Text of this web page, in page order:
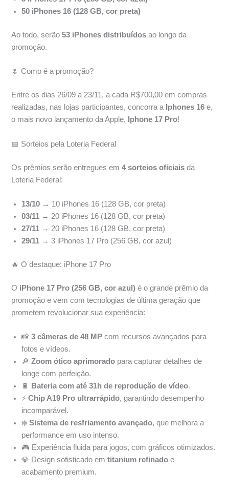
50 iPhones 16 (128 GB, cor preta)
Ao todo, serão53 iPhones distribuídos ao longo da
promoção.
🌷 Como é a promoção?
Entre os dias 26/09 a 23/11, a cada R$700,00 em compras
realizadas, nas lojas participantes, concorra a Iphones 16 e,
o mais novo lançamento da Apple,
Iphone 17 Pro!
📅 Sorteios pela Loteria Federal
Os prêmios serão entregues em4 sorteios oficiais da
Loteria Federal:
13/10 → 10 iPhones 16 (128 GB, cor preta)
03/11 → 20 iPhones 16 (128 GB, cor preta)
27/11 → 20 iPhones 16 (128 GB, cor preta)
29/11 → 3 iPhones 17 Pro (256 GB, cor azul)
🔥 O destaque: iPhone 17 Pro
O iPhone 17 Pro (256 GB, cor azul) é o grande prêmio da
promoção e vem com tecnologias de última geração que
prometem revolucionar sua experiência:
📸3 câmeras de 48 MP com recursos avançados para
fotos e vídeos.
🔎Zoom ótico aprimorado para capturar detalhes de
longe com perfeição.
🔋
Bateria com até 31h de reprodução de vídeo.
⚡Chip A19 Pro ultrarrápido, garantindo desempenho
incomparável.
❄️Sistema de resfriamento avançado, que melhora a
performance em uso intenso.
🎮 Experiência fluida para jogos, com gráficos otimizados.
💎 Design sofisticado emtitanium refinado e
acabamento premium.